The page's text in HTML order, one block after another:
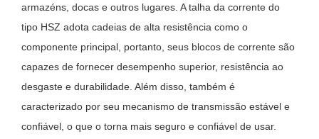
armazéns, docas e outros lugares. A talha da corrente do
tipo HSZ adota cadeias de alta resistência como o
componente principal, portanto, seus blocos de corrente são
capazes de fornecer desempenho superior, resistência ao
desgaste e durabilidade. Além disso, também é
caracterizado por seu mecanismo de transmissão estável e
confiável, o que o torna mais seguro e confiável de usar.